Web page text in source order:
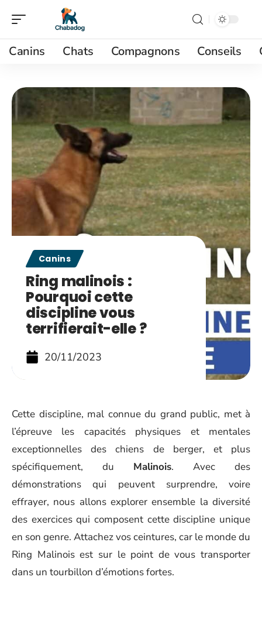
Canins Chats Compagnons Conseils
Canins
Ring malinois :
Pourquoi cette
discipline vous
terrifierait-elle ?
20/11/2023
Cette discipline, mal connue du grand public, met à
l’épreuve les capacités physiques et mentales
exceptionnelles des chiens de berger, et plus
spécifiquement, du Malinois. Avec des
démonstrations qui peuvent surprendre, voire
effrayer, nous allons explorer ensemble la diversité
des exercices qui composent cette discipline unique
en son genre. Attachez vos ceintures, car le monde du
Ring Malinois est sur le point de vous transporter
dans un tourbillon d’émotions fortes.